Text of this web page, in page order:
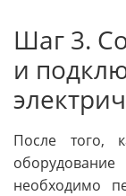
Шаг 3.
и
После того,
необходимо